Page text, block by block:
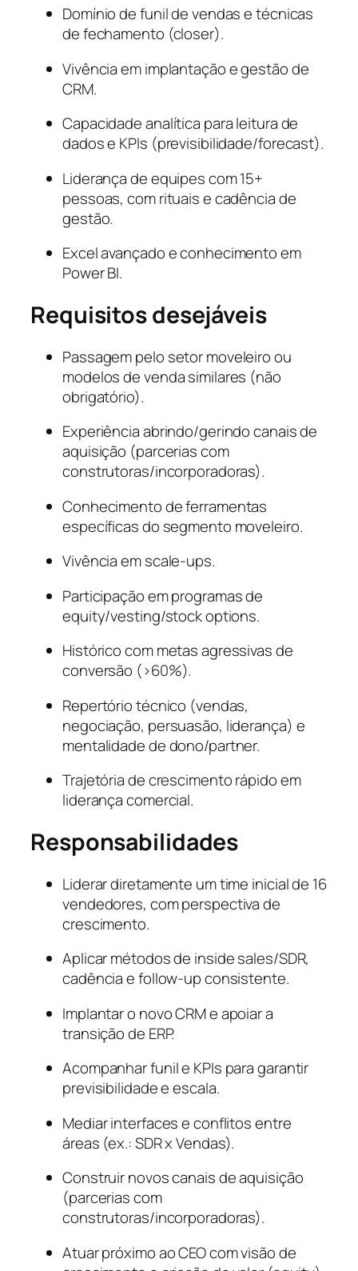
Domínio de funil de vendas e técnicas
de fechamento (closer).
Vivência em implantação e gestão de
CRM.
Capacidade analítica para leitura de
dados e KPIs (previsibilidade/forecast).
Liderança de equipes com 15+
pessoas, com rituais e cadência de
gestão.
Excel avançado e conhecimento em
Power BI.
Requisitos desejáveis
Passagem pelo setor moveleiro ou
modelos de venda similares (não
obrigatório).
Experiência abrindo/gerindo canais de
aquisição (parcerias com
construtoras/incorporadoras).
Conhecimento de ferramentas
específicas do segmento moveleiro.
Vivência em scale-ups.
Participação em programas de
equity/vesting/stock options.
Histórico com metas agressivas de
conversão (>60%).
Repertório técnico (vendas,
negociação, persuasão, liderança) e
mentalidade de dono/partner.
Trajetória de crescimento rápido em
liderança comercial.
Responsabilidades
Liderar diretamente um time inicial de 16
vendedores, com perspectiva de
crescimento.
Aplicar métodos de inside sales/SDR,
cadência e follow-up consistente.
Implantar o novo CRM e apoiar a
transição de ERP.
Acompanhar funil e KPIs para garantir
previsibilidade e escala.
Mediar interfaces e conflitos entre
áreas (ex.: SDR x Vendas).
Construir novos canais de aquisição
(parcerias com
construtoras/incorporadoras).
Atuar próximo ao CEO com visão de